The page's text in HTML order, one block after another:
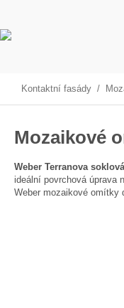
Kontaktní fasády /
Mozaikové
Weber Terranova
ideální povrchová úprava
Weber mozaikové omítky